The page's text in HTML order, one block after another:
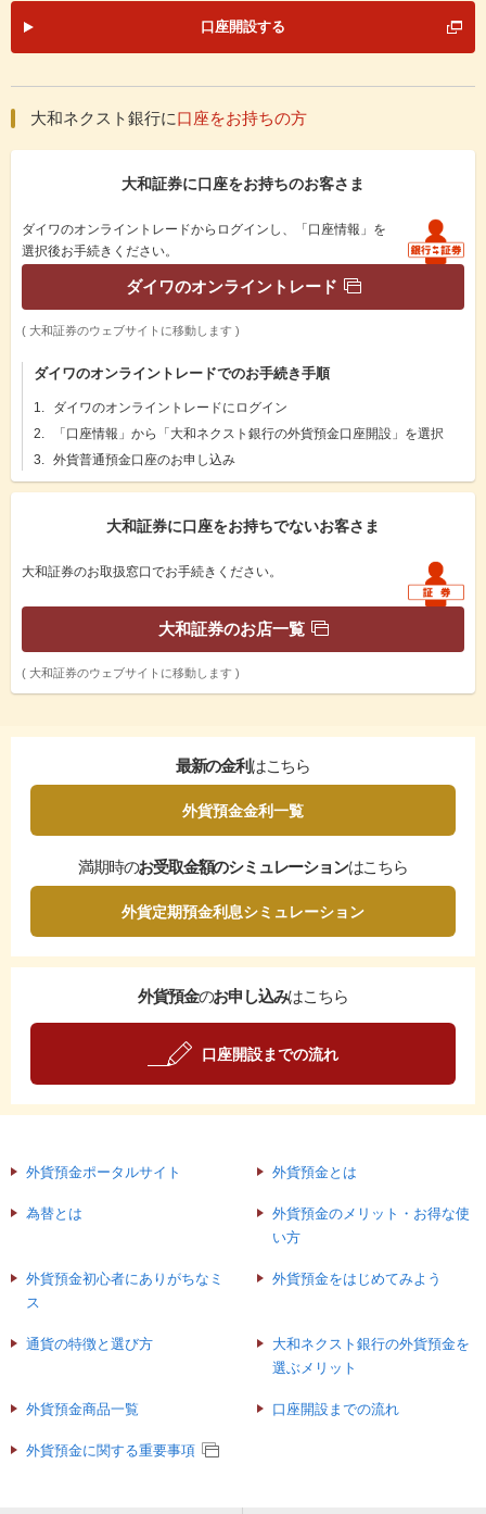
口座開設する
大和ネクスト銀行に口座をお持ちの方
大和証券に口座をお持ちのお客さま
ダイワのオンライントレードからログインし、「口座情報」を
選択後お手続きください。
ダイワのオンライントレード
( 大和証券のウェブサイトに移動します )
ダイワのオンライントレードでのお手続き手順
1.
ダイワのオンライントレードにログイン
2.
「口座情報」から「大和ネクスト銀行の外貨預金口座開設」を選択
3.
外貨普通預金口座のお申し込み
大和証券に口座をお持ちでないお客さま
大和証券のお取扱窓口でお手続きください。
大和証券のお店一覧
( 大和証券のウェブサイトに移動します )
最新の金利はこちら
外貨預金金利一覧
満期時のお受取金額のシミュレーションはこちら
外貨定期預金利息シミュレーション
外貨預金のお申し込みはこちら
口座開設までの流れ
外貨預金ポータルサイト 外貨預金とは
為替とは
外貨預金のメリット・お得な使
い方
外貨預金初心者にありがちなミ
ス
外貨預金をはじめてみよう
通貨の特徴と選び方
大和ネクスト銀行の外貨預金を
選ぶメリット
外貨預金商品一覧 口座開設までの流れ
外貨預金に関する重要事項